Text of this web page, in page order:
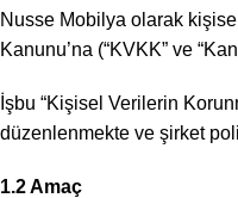
Nusse Mobilya olarak
Kanunu’na (“KVKK” ve
İşbu “Kişisel Verilerin
düzenlenmekte ve şirket
1.2 Amaç